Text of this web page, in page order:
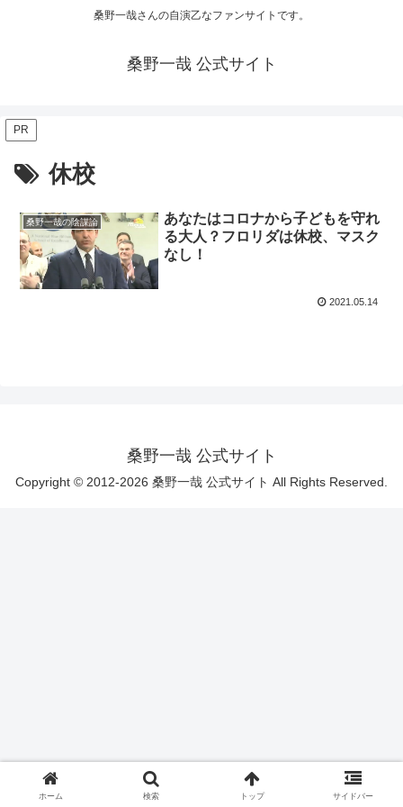
桑野一哉さんの自演乙なファンサイトです。
桑野一哉 公式サイト
PR
休校
桑野一哉の陰謀論
あなたはコロナから子どもを守れ
る大人？フロリダは休校、マスク
なし！
2021.05.14
桑野一哉 公式サイト
Copyright © 2012-2026 桑野一哉 公式サイト All Rights Reserved.
ホーム 検索 トップ サイドバー